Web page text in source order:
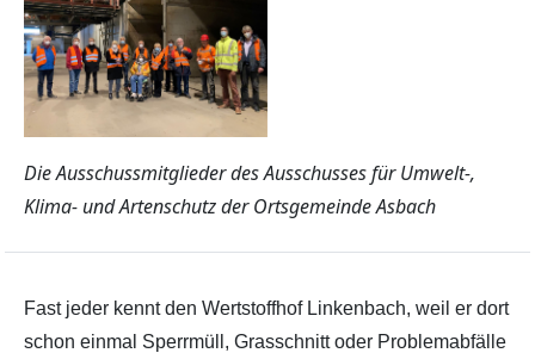
Die Ausschussmitglieder des Ausschusses für Umwelt-,
Klima- und Artenschutz der Ortsgemeinde Asbach
Fast jeder kennt den Wertstoffhof Linkenbach, weil er dort
schon einmal Sperrmüll, Grasschnitt oder Problemabfälle